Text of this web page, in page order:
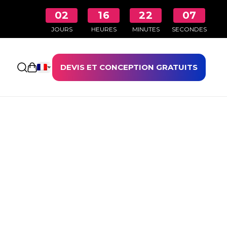
02
JOURS
16
HEURES
22
MINUTES
07
SECONDES
Ouvrir le panierDEVIS ET CONCEPTION GRATUITS